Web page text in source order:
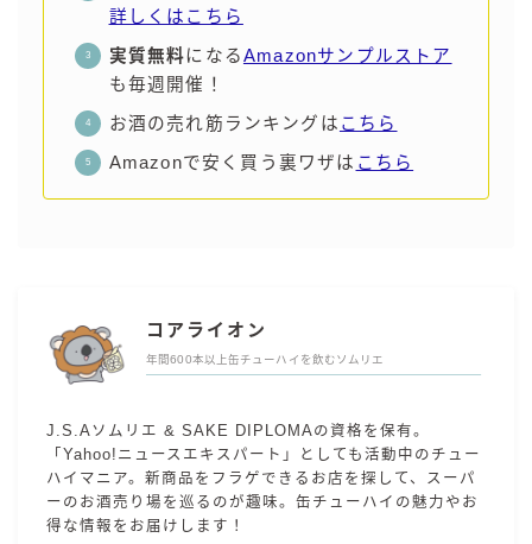
詳しくはこちら
実質無料になるAmazonサンプルストア
も毎週開催！
お酒の売れ筋ランキングは こちら
Amazonで安く買う裏ワザは こちら
コアライオン
年間600本以上缶チューハイを飲むソムリエ
J.S.Aソムリエ & SAKE DIPLOMAの資格を保有。
「Yahoo!ニュースエキスパート」としても活動中のチュー
ハイマニア。新商品をフラゲできるお店を探して、スーパ
ーのお酒売り場を巡るのが趣味。缶チューハイの魅力やお
得な情報をお届けします！